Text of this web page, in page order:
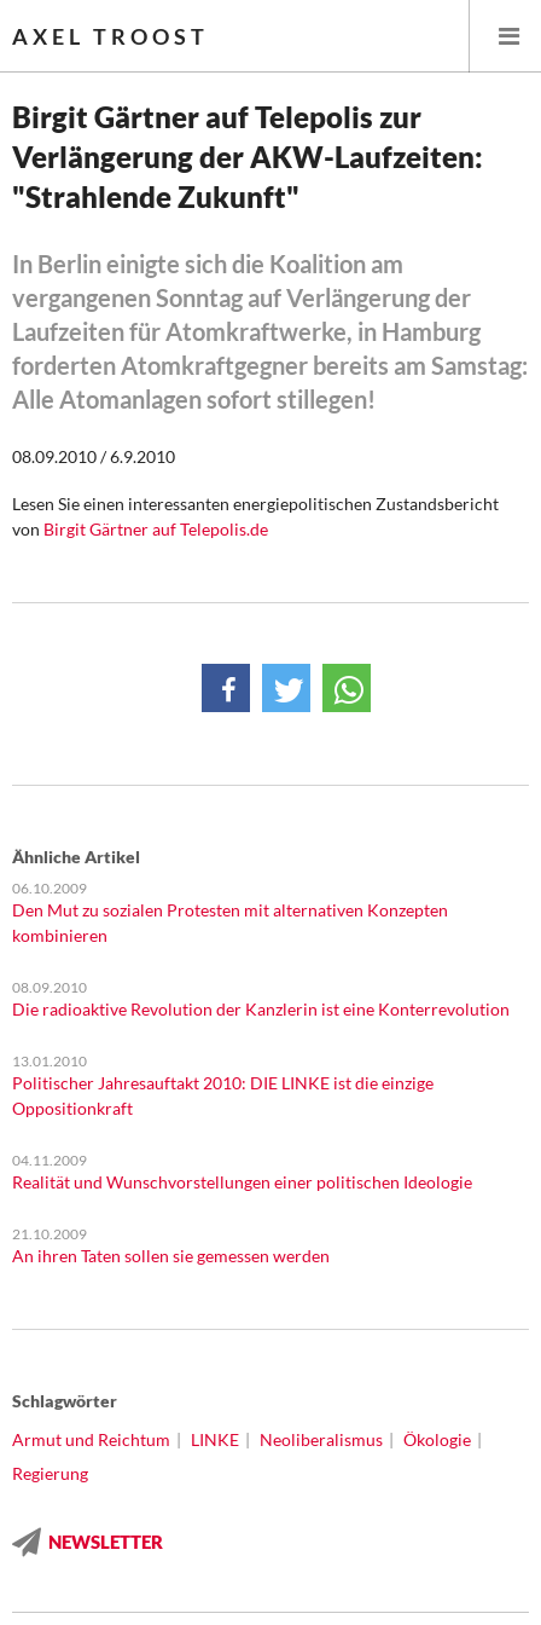
AXEL TROOST
Startseite
Leitlinien linker Wirtschafts- und Finanzpolitik
Wirtschaftspolitik
Steuer- und Finanzpolitik
Eurokrise und Griechenland
Weitere Themen
Rosa-Luxemburg-Stiftung
Über mich
Kontakt
Birgit Gärtner auf Telepolis zur
Verlängerung der AKW-Laufzeiten:
"Strahlende Zukunft"
In Berlin einigte sich die Koalition am
vergangenen Sonntag auf Verlängerung der
Laufzeiten für Atomkraftwerke, in Hamburg
forderten Atomkraftgegner bereits am Samstag:
Alle Atomanlagen sofort stillegen!
08.09.2010 / 6.9.2010
Lesen Sie einen interessanten energiepolitischen Zustandsbericht
von Birgit Gärtner auf Telepolis.de
Ähnliche Artikel
06.10.2009
Den Mut zu sozialen Protesten mit alternativen Konzepten
kombinieren
08.09.2010
Die radioaktive Revolution der Kanzlerin ist eine Konterrevolution
13.01.2010
Politischer Jahresauftakt 2010: DIE LINKE ist die einzige
Oppositionkraft
04.11.2009
Realität und Wunschvorstellungen einer politischen Ideologie
21.10.2009
An ihren Taten sollen sie gemessen werden
Schlagwörter
Armut und Reichtum
LINKE Neoliberalismus
Ökologie
Regierung
NEWSLETTER